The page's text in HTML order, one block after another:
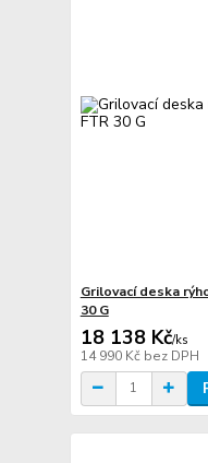
Grilovací deska
30 G
18 138 Kč/ks
14 990 Kč bez DPH